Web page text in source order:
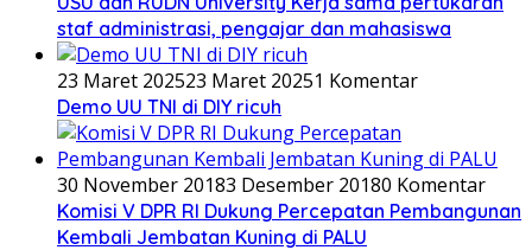
staf administrasi, pengajar dan mahasiswa
23 Maret 202523 Maret 20251 Komentar
Demo UU TNI di DIY ricuh
30 November 20183 Desember 20180 Komentar
Komisi V DPR RI Dukung Percepatan Pembangunan
Kembali Jembatan Kuning di PALU